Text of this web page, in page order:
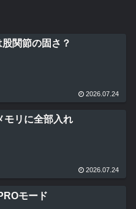
股関節の固さ？
2026.07.24
モリに全部入れ
2026.07.24
モード